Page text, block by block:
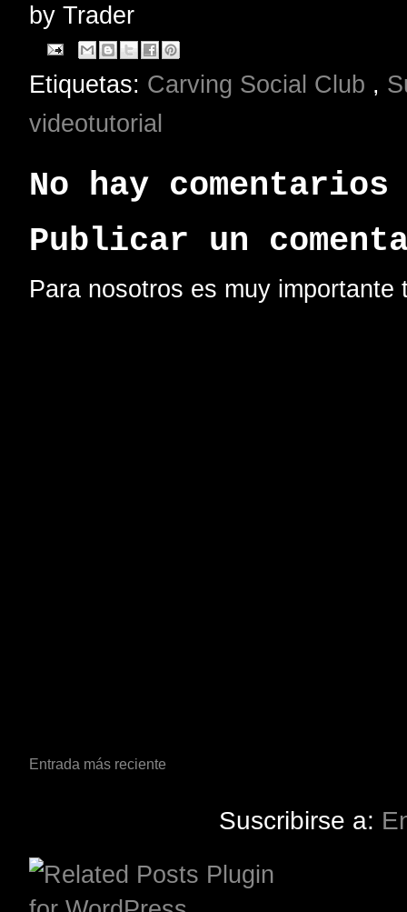
by Trader
Etiquetas: Carving Social Club ,
videotutorial
No hay
Publicar un
Para nosotros es muy
Entrada más reciente
Suscribirse a: